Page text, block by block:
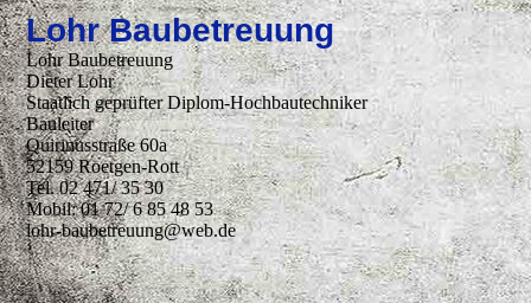
Lohr Baubetreuung
Lohr Baubetreuung
Dieter Lohr
Staatlich geprüfter Diplom-Hochbautechniker
Bauleiter
Quirinusstraße 60a
52159 Roetgen-Rott
Tel. 02 471/ 35 30
Mobil: 01 72/ 6 85 48 53
lohr-baubetreuung@web.de